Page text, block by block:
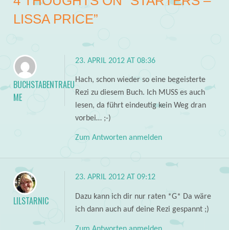
LISSA PRICE”
BUCHSTABENTRAEU
ME
23. APRIL 2012 AT 08:36
Hach, schon wieder so eine begeisterte
Rezi zu diesem Buch. Ich MUSS es auch
lesen, da führt eindeutig kein Weg dran
vorbei… ;-)
Zum Antworten anmelden
LILSTARNIC
23. APRIL 2012 AT 09:12
Dazu kann ich dir nur raten *G* Da wäre
ich dann auch auf deine Rezi gespannt ;)